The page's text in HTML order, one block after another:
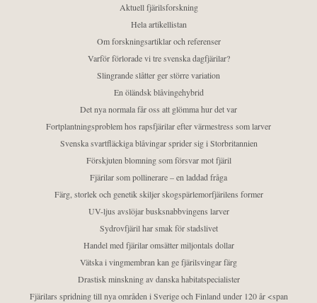
Aktuell fjärilsforskning
Hela artikellistan
Om forskningsartiklar och referenser
Varför förlorade vi tre svenska dagfjärilar?
Slingrande slåtter ger större variation
En öländsk blåvingehybrid
Det nya normala får oss att glömma hur det var
Fortplantningsproblem hos rapsfjärilar efter värmestress som larver
Svenska svartfläckiga blåvingar sprider sig i Storbritannien
Förskjuten blomning som försvar mot fjäril
Fjärilar som pollinerare – en laddad fråga
Färg, storlek och genetik skiljer skogspärlemorfjärilens former
UV-ljus avslöjar busksnabbvingens larver
Sydrovfjäril har smak för stadslivet
Handel med fjärilar omsätter miljontals dollar
Vätska i vingmembran kan ge fjärilsvingar färg
Drastisk minskning av danska habitatspecialister
Fjärilars spridning till nya områden i Sverige och Finland under 120 år <span